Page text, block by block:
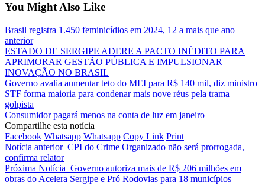
You Might Also Like
Brasil registra 1.450 feminicídios em 2024, 12 a mais que ano
anterior
ESTADO DE SERGIPE ADERE A PACTO INÉDITO PARA
APRIMORAR GESTÃO PÚBLICA E IMPULSIONAR
INOVAÇÃO NO BRASIL
Governo avalia aumentar teto do MEI para R$ 140 mil, diz ministro
STF forma maioria para condenar mais nove réus pela trama
golpista
Consumidor pagará menos na conta de luz em janeiro
Compartilhe esta notícia
Facebook Whatsapp Whatsapp Copy Link Print
Notícia anterior CPI do Crime Organizado não será prorrogada,
confirma relator
Próxima Notícia Governo autoriza mais de R$ 206 milhões em
obras do Acelera Sergipe e Pró Rodovias para 18 municípios